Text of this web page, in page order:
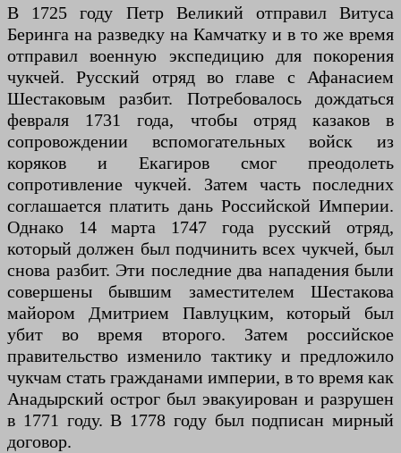
В 1725 году Петр Великий отправил Витуса
Беринга на разведку на Камчатку и в то же время
отправил военную экспедицию для покорения
чукчей. Русский отряд во главе с Афанасием
Шестаковым разбит. Потребовалось дождаться
февраля 1731 года, чтобы отряд казаков в
сопровождении вспомогательных войск из
коряков и Екагиров смог преодолеть
сопротивление чукчей. Затем часть последних
соглашается платить дань Российской Империи.
Однако 14 марта 1747 года русский отряд,
который должен был подчинить всех чукчей, был
снова разбит. Эти последние два нападения были
совершены бывшим заместителем Шестакова
майором Дмитрием Павлуцким, который был
убит во время второго. Затем российское
правительство изменило тактику и предложило
чукчам стать гражданами империи, в то время как
Анадырский острог был эвакуирован и разрушен
в 1771 году. В 1778 году был подписан мирный
договор.